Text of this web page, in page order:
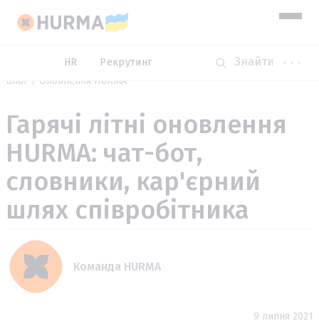
HR
Рекрутинг
Блог
Оновлення HURMA
Гарячі літні оновлення
HURMA: чат-бот,
словники, кар'єрний
шлях співробітника
Команда HURMA
9 липня 2021